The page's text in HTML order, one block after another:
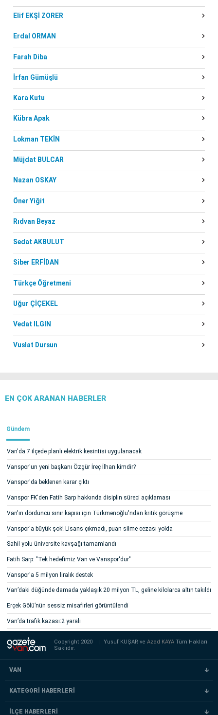
Elif EKŞİ ZORER
Erdal ORMAN
Farah Diba
İrfan Gümüşlü
Kara Kutu
Kübra Apak
Lokman TEKİN
Müjdat BULCAR
Nazan OSKAY
Öner Yiğit
Rıdvan Beyaz
Sedat AKBULUT
Siber ERFİDAN
Türkçe Öğretmeni
Uğur ÇİÇEKEL
Vedat ILGIN
Vuslat Dursun
EN ÇOK ARANAN HABERLER
Gündem
Van'da 7 ilçede planlı elektrik kesintisi uygulanacak
Vanspor'un yeni başkanı Özgür İreç İlhan kimdir?
Vanspor'da beklenen karar çıktı
Vanspor FK'den Fatih Sarp hakkında disiplin süreci açıklaması
Van'ın dördüncü sınır kapısı için Türkmenoğlu'ndan kritik görüşme
Vanspor'a büyük şok! Lisans çıkmadı, puan silme cezası yolda
Sahil yolu üniversite kavşağı tamamlandı
Fatih Sarp: "Tek hedefimiz Van ve Vanspor'dur"
Vanspor'a 5 milyon liralık destek
Van’daki düğünde damada yaklaşık 20 milyon TL, geline kilolarca altın takıldı
Erçek Gölü’nün sessiz misafirleri görüntülendi
Van’da trafik kazası:2 yaralı
Copyright 2020 Yusuf KUŞAR veAzad KAYATüm Hakları
Saklıdır.
VAN
KATEGORİ HABERLERİ
İLÇE HABERLERİ